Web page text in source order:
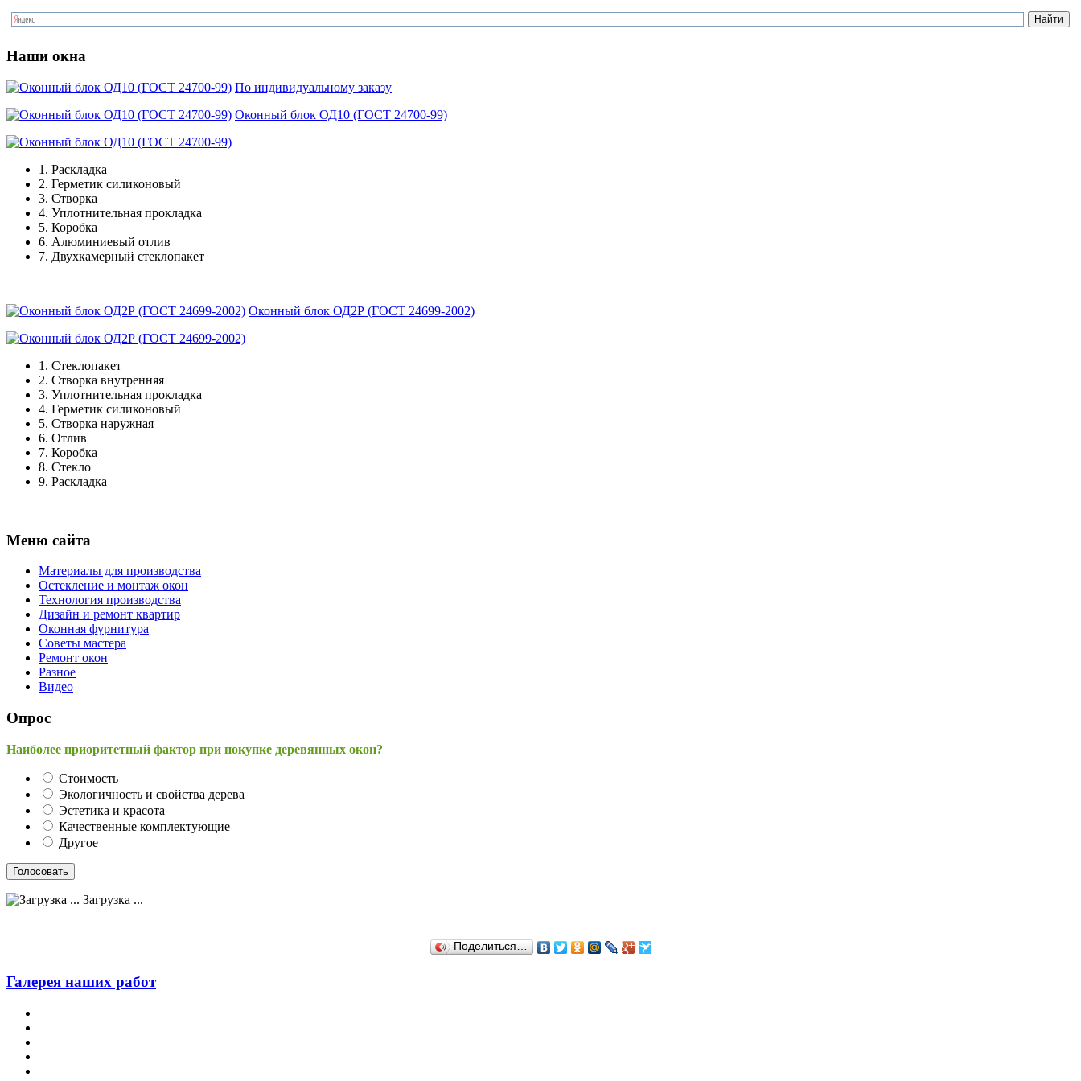
Наши окна
По индивидуальному заказу
Оконный блок ОД10 (ГОСТ 24700-99)
1. Раскладка
2. Герметик силиконовый
3. Створка
4. Уплотнительная прокладка
5. Коробка
6. Алюминиевый отлив
7. Двухкамерный стеклопакет
Оконный блок ОД2Р (ГОСТ 24699-2002)
1. Стеклопакет
2. Створка внутренняя
3. Уплотнительная прокладка
4. Герметик силиконовый
5. Створка наружная
6. Отлив
7. Коробка
8. Стекло
9. Раскладка
Меню сайта
Материалы для производства
Остекление и монтаж окон
Технология производства
Дизайн и ремонт квартир
Оконная фурнитура
Советы мастера
Ремонт окон
Разное
Видео
Опрос
Наиболее приоритетный фактор при покупке деревянных окон?
Стоимость
Экологичность и свойства дерева
Эстетика и красота
Качественные комплектующие
Другое
Загрузка ...
Поделиться…
Галерея наших работ